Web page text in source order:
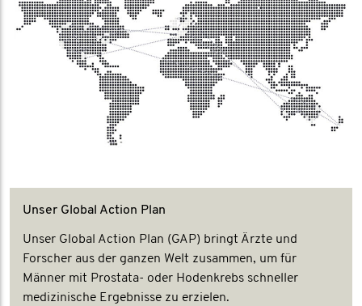
Unser Global Action Plan
Unser Global Action Plan (GAP) bringt Ärzte und
Forscher aus der ganzen Welt zusammen, um für
Männer mit Prostata- oder Hodenkrebs schneller
medizinische Ergebnisse zu erzielen.